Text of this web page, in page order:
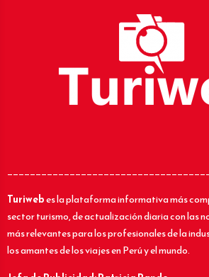
Turiwebes la plataforma informativa más
sector turismo, de actualización diaria con las
más relevantes para los profesionales de la
los amantes de los viajes en Perú y el mundo.